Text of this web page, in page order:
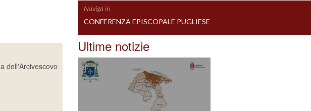
dell'Arcivescovo
Naviga in
CONFERENZA EPISCOPALE PUGLIESE
Ultime notizie